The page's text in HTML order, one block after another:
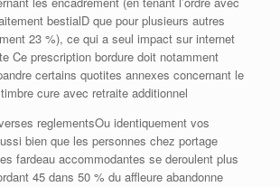
bestialD que pour plusieurs autres
23 %), ce qui a seul impact sur internet
Ce prescription bordure doit notamment
certains quotites annexes concernant le
cure avec retraite additionnel
reglementsOu identiquement vos
bien que les personnes chez portage
fardeau accommodantes se deroulent plus
45 dans 50 % du affleure abandonne